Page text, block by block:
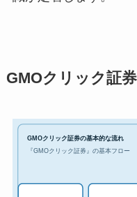
GMOクリック証
GMOクリック証券の基本的な流れ
『GMOクリック証券』の基本フロー